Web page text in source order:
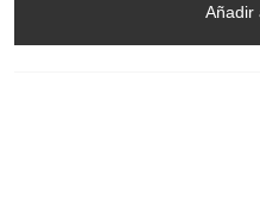
Añadir